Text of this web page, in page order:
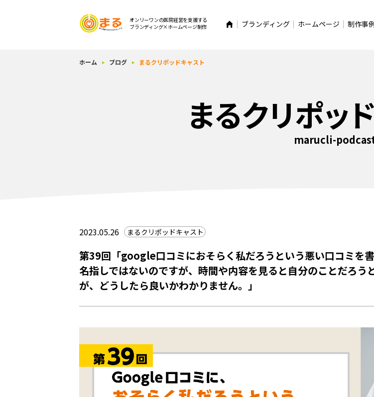
オンリーワンの医院経営を支援する
ブランディング×ホームページ制作
ブランディング ホームページ 制作事
ホーム ブログ まるクリポッドキャスト
まるクリポッ
marucli-
2023.05.26 まるクリポッドキャスト
第39回「google口コミにおそらく私だろうという悪い口コミを書
名指しではないのですが、時間や内容を見ると自分のことだろう
が、どうしたら良いかわかりません。」